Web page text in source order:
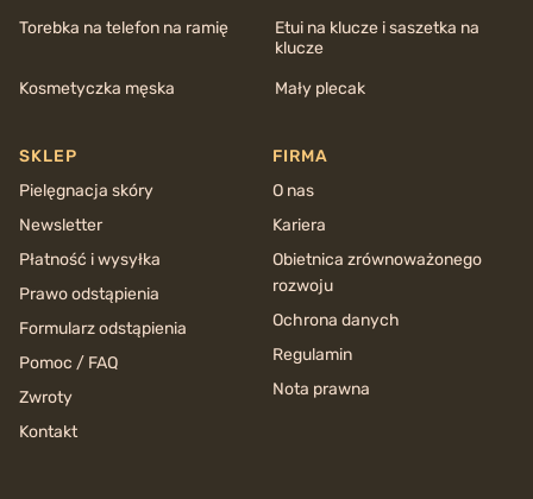
Torebka na telefon na ramię
Etui na klucze i saszetka na
klucze
Kosmetyczka męska
Mały plecak
SKLEP
Pielęgnacja skóry
Newsletter
Płatność i wysyłka
Prawo odstąpienia
Formularz odstąpienia
Pomoc / FAQ
Zwroty
Kontakt
FIRMA
O nas
Kariera
Obietnica zrównoważonego
rozwoju
Ochrona danych
Regulamin
Nota prawna